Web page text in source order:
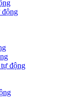
động
động